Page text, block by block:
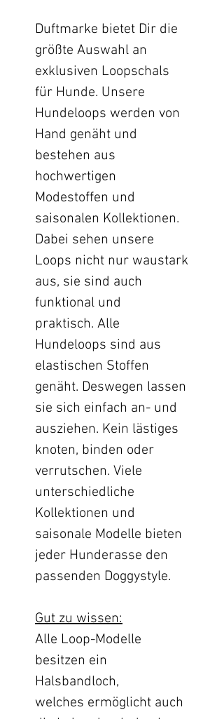
Duftmarke bietet Dir die
größte Auswahl an
exklusiven Loopschals
für Hunde. Unsere
Hundeloops werden von
Hand genäht und
bestehen aus
hochwertigen
Modestoffen und
saisonalen Kollektionen.
Dabei sehen unsere
Loops nicht nur waustark
aus, sie sind auch
funktional und
praktisch. Alle
Hundeloops sind aus
elastischen Stoffen
genäht. Deswegen lassen
sie sich einfach an- und
ausziehen. Kein lästiges
knoten, binden oder
verrutschen. Viele
unterschiedliche
Kollektionen und
saisonale Modelle bieten
jeder Hunderasse den
passenden Doggystyle.
Gut zu wissen:
Alle Loop-Modelle
besitzen ein
Halsbandloch,
welches ermöglicht auch